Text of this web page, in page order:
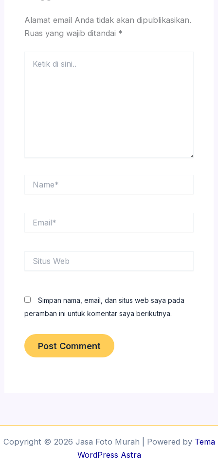
Alamat email Anda tidak akan dipublikasikan.
Ruas yang wajib ditandai *
Web
Simpan nama, email, dan situs web saya pada
peramban ini untuk komentar saya berikutnya.
Copyright © 2026 Jasa Foto Murah | Powered by Tema
WordPress Astra